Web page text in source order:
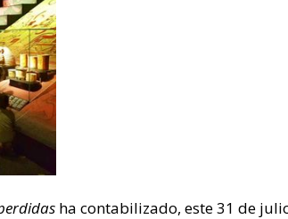
ha contabilizado, este 31 de